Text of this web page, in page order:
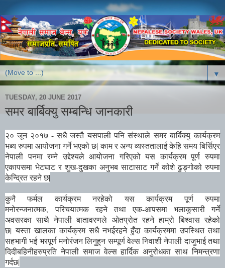
▼
TUESDAY, 20 JUNE 2017
समर बार्बिक्यु सम्बन्धि जानकारी
२० जून २०१७ - सधै जस्तै यसपाली पनि संस्थाले समर बार्बिक्यु कार्यक्रम
भब्य रुपमा आयोजना गर्ने भएको छ|काम र अन्य व्यस्ततालाई केहि समय बिर्सिएर
नेपाली पनमा रम्ने उद्देश्यले आयोजना गरिएको यस कार्यक्रम पूर्ण रुपमा
एकापसमा भेटघाट र शुख-दुखका अनुभब साटासाट गर्ने कोशे ढुङ्गोको रुपमा
केन्द्रित रहने छ|
कुनै फर्मल कार्यक्रम नरहेको यस कार्यक्रम पूर्ण रुपमा
मनोरन्जनात्मक,परिचयात्मक रहने तथा एक-आपसमा भलाकुसारी गर्ने
अवसरका साथै नेपाली बातावरणले ओतप्रोत रहने हाम्रो बिश्वास रहेको
छ|यस्ता खालका कार्यक्रम सधै नभईरहने हुँदा कार्यक्रममा उपस्थित तथा
सहभागी भई भरपूर्ण मनोरंजन लिनुहुन सम्पूर्ण वेल्स निवाशी नेपाली दाजुभाई तथा
दिदीबहिनीहरुप्रति नेपाली समाज वेल्स हार्दिक अनुरोधका साथ निमन्त्रणा
गर्दछ|